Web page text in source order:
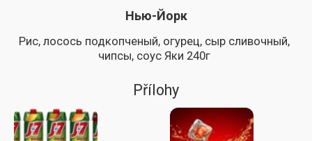
Нью-Йорк
Рис, лосось подкопченый, огурец, сыр сливочный,
чипсы, соус Яки 240г
Přílohy